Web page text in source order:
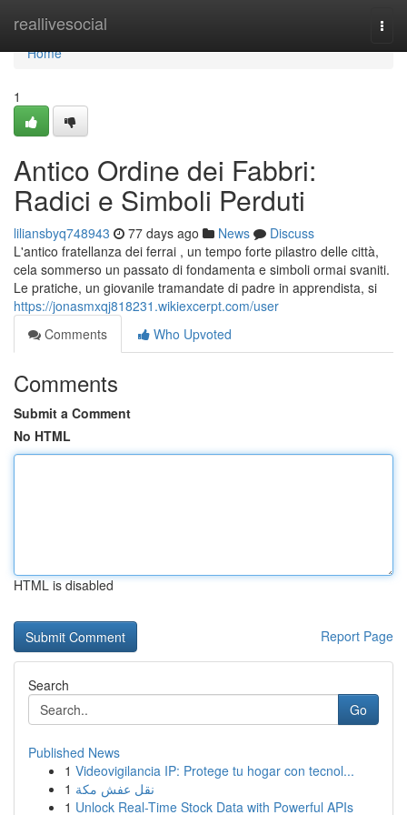
reallivesocial
Home
Home
1
Antico Ordine dei Fabbri:
Radici e Simboli Perduti
liliansbyq748943 77 days ago News
Discuss
L'antico fratellanza dei ferrai , un tempo forte pilastro delle città,
cela sommerso un passato di fondamenta e simboli ormai svaniti.
Le pratiche, un giovanile tramandate di padre in apprendista, si
https://jonasmxqj818231.wikiexcerpt.com/user
Comments
Who Upvoted
Comments
Submit a Comment
No HTML
HTML is disabled
Report Page
Search
Go
Published News
1 Videovigilancia IP: Protege tu hogar con tecnol...
1 نقل عفش مكة
1 Unlock Real-Time Stock Data with Powerful APIs